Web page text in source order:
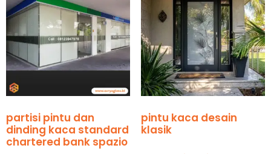
partisi pintu dan
dinding kaca standard
chartered bank spazio
pintu kaca desain
klasik